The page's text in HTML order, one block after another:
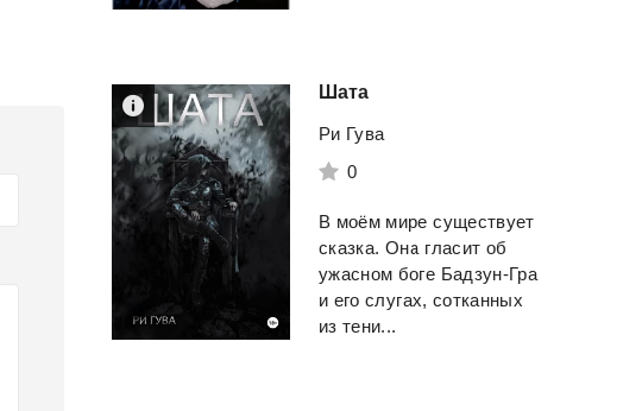
Шата
Ри Гува
0
В моём мире существует
сказка. Она гласит об
ужасном боге Бадзун-Гра
и его слугах, сотканных
из тени...